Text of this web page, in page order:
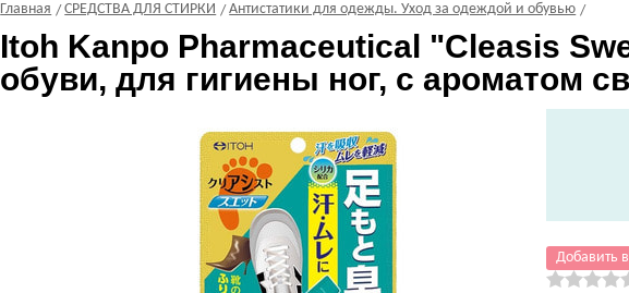
Главная СРЕДСТВА ДЛЯ СТИРКИ Антистатики для одежды. Уход за одеждой и обувью
Itoh Kanpo Pharmaceutical "Cleasis
обуви, для гигиены ног, с ароматом
Добавить